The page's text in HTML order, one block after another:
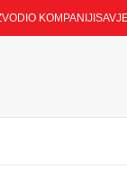
O KOMPANIJI